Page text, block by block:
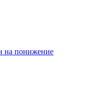
на понижение